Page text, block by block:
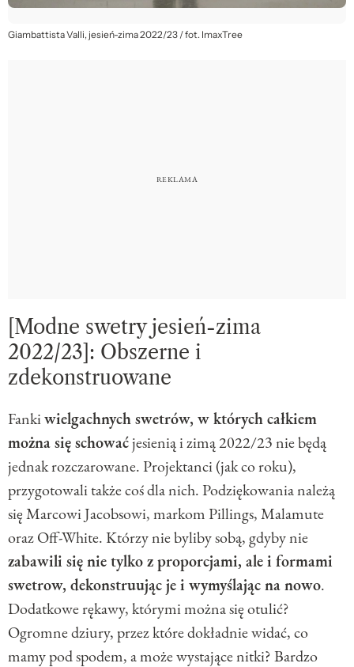
Giambattista Valli, jesień-zima 2022/23 / fot. ImaxTree
[Modne swetry jesień-zima
2022/23]: Obszerne i
zdekonstruowane
Fankiwielgachnych swetrów, w których całkiem
można się schowaćjesienią i zimą 2022/23 nie będą
jednak rozczarowane. Projektanci (jak co roku),
przygotowali także coś dla nich. Podziękowania należą
się Marcowi Jacobsowi, markom Pillings, Malamute
oraz Off-White. Którzy nie byliby sobą, gdyby nie
zabawili się nie tylko z proporcjami, ale i formami
swetrow, dekonstruując je i wymyślając na nowo.
Dodatkowe rękawy, którymi można się otulić?
Ogromne dziury, przez które dokładnie widać, co
mamy pod spodem, a może wystające nitki? Bardzo